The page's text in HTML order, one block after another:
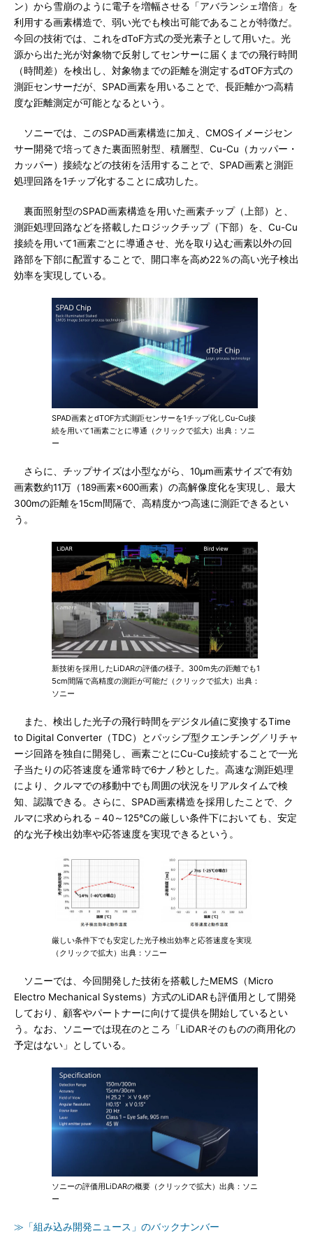
ン）から雪崩のように電子を増幅させる「アバランシェ増倍」を
利用する画素構造で、弱い光でも検出可能であることが特徴だ。
今回の技術では、これをdToF方式の受光素子として用いた。光
源から出た光が対象物で反射してセンサーに届くまでの飛行時間
（時間差）を検出し、対象物までの距離を測定するdTOF方式の
測距センサーだが、SPAD画素を用いることで、長距離かつ高精
度な距離測定が可能となるという。
ソニーでは、このSPAD画素構造に加え、CMOSイメージセン
サー開発で培ってきた裏面照射型、積層型、Cu-Cu（カッパー・
カッパー）接続などの技術を活用することで、SPAD画素と測距
処理回路を1チップ化することに成功した。
裏面照射型のSPAD画素構造を用いた画素チップ（上部）と、
測距処理回路などを搭載したロジックチップ（下部）を、Cu-Cu
接続を用いて1画素ごとに導通させ、光を取り込む画素以外の回
路部を下部に配置することで、開口率を高め22％の高い光子検出
効率を実現している。
SPAD画素とdTOF方式測距センサーを1チップ化しCu-Cu接
続を用いて1画素ごとに導通（クリックで拡大）出典：ソニ
ー
さらに、チップサイズは小型ながら、10μm画素サイズで有効
画素数約11万（189画素×600画素）の高解像度化を実現し、最大
300mの距離を15cm間隔で、高精度かつ高速に測距できるとい
う。
新技術を採用したLiDARの評価の様子。300m先の距離でも1
5cm間隔で高精度の測距が可能だ（クリックで拡大）出典：
ソニー
また、検出した光子の飛行時間をデジタル値に変換するTime
to Digital Converter（TDC）とパッシブ型クエンチング／リチャ
ージ回路を独自に開発し、画素ごとにCu-Cu接続することで一光
子当たりの応答速度を通常時で6ナノ秒とした。高速な測距処理
により、クルマでの移動中でも周囲の状況をリアルタイムで検
知、認識できる。さらに、SPAD画素構造を採用したことで、ク
ルマに求められる－40～125℃の厳しい条件下においても、安定
的な光子検出効率や応答速度を実現できるという。
厳しい条件下でも安定した光子検出効率と応答速度を実現
（クリックで拡大）出典：ソニー
ソニーでは、今回開発した技術を搭載したMEMS（Micro
Electro Mechanical Systems）方式のLiDARも評価用として開発
しており、顧客やパートナーに向けて提供を開始しているとい
う。なお、ソニーでは現在のところ「LiDARそのものの商用化の
予定はない」としている。
ソニーの評価用LiDARの概要（クリックで拡大）出典：ソニ
ー
≫「組み込み開発ニュース」のバックナンバー